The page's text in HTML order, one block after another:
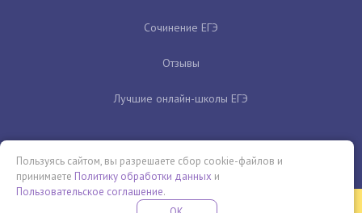
Сочинение ЕГЭ
Отзывы
Лучшие онлайн-школы ЕГЭ
Бесплатная летняя школа
Пользуясь сайтом, вы разрешаете сбор cookie-файлов и
принимаете Политику обработки данных и
Пользовательское соглашение.